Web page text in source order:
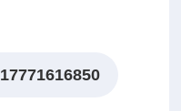
17771616850